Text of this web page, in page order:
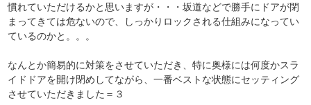
慣れていただけるかと思いますが・・・坂道などで勝手にドアが閉
まってきては危ないので、しっかりロックされる仕組みになってい
ているのかと。。。
なんとか簡易的に対策をさせていただき、特に奥様には何度かスラ
イドドアを開け閉めしてながら、一番ベストな状態にセッティング
させていただきました＝３